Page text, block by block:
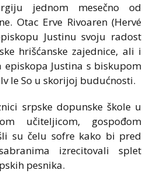
jednom mesečno od
Otac Erve Rivoaren (Hervé
Justinu svoju radost
hrišćanske zajednice, ali i
episkopa Justina s biskupom
le So u skorijoj budućnosti.
srpske dopunske škole u
učiteljicom, gospođom
su čelu sofre kako bi pred
izrecitovali splet
pesnika.